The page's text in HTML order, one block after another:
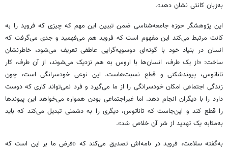
به‌زبان کانتی نشان دهد».
این پژوهشگر حوزه جامعه‌شناسی ضمن تبیین این مهم که چیزی که فروید را به
کانت مرتبط می‌کند این مفهوم است که فروید هم می‌فهمید و جدی می‌گرفت که
انسان در بنیاد خود با گونه‌ای دوسویه‌گرایی عاطفی تعریف می‌شود، خاطرنشان
ساخت: «از یک طرف، انسان‌ها با اروس به هم نزدیک می‌شوند، از آن طرف، کار
تاناتوس، پیوندشکنی و قطع نسبت‌هاست. این نوعی خودسرانگی است، چون
زندگی اجتماعی امکان خودسرانگی را از ما می‌گیرد و فرد نمی‌تواند کاری که دوست
دارد را با دیگران انجام دهد. اما غیراجتماعی‌ بودن همواره می‌خواهد این پیوندها
را قطع کند و این‌جاست که تاناتوس، دیگری را به دشمنی تبدیل می‌کند که باید
به‌مثابه یک تهدید از شر آن خلاص شد».
به‌گفته سلامت، فروید در نامه‌اش تصدیق می‌کند که «فرض ما بر این است که